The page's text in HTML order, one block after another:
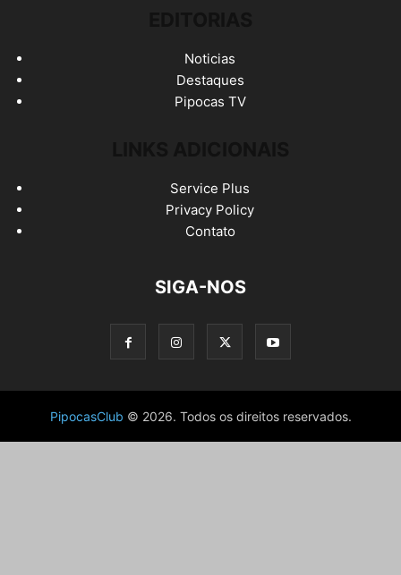
Noticias
Destaques
Pipocas TV
Service Plus
Privacy Policy
Contato
SIGA-NOS
PipocasClub © 2026. Todos os direitos reservados.